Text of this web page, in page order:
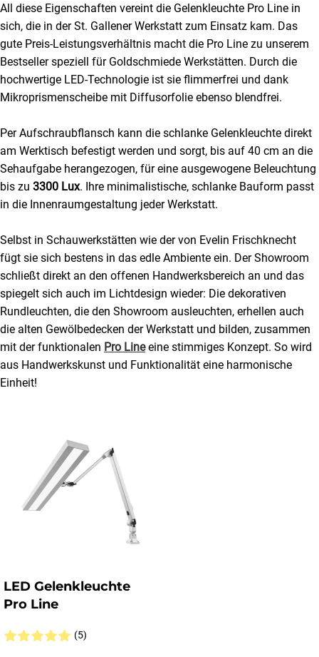
All diese Eigenschaften vereint die Gelenkleuchte Pro Line in
sich, die in der St. Gallener Werkstatt zum Einsatz kam. Das
gute Preis-Leistungsverhältnis macht die Pro Line zu unserem
Bestseller speziell für Goldschmiede Werkstätten. Durch die
hochwertige LED-Technologie ist sie flimmerfrei und dank
Mikroprismenscheibe mit Diffusorfolie ebenso blendfrei.
Per Aufschraubflansch kann die schlanke Gelenkleuchte direkt
am Werktisch befestigt werden und sorgt, bis auf 40 cm an die
Sehaufgabe herangezogen, für eine ausgewogene Beleuchtung
bis zu 3300 Lux. Ihre minimalistische, schlanke Bauform passt
in die Innenraumgestaltung jeder Werkstatt.
Selbst in Schauwerkstätten wie der von Evelin Frischknecht
fügt sie sich bestens in das edle Ambiente ein. Der Showroom
schließt direkt an den offenen Handwerksbereich an und das
spiegelt sich auch im Lichtdesign wieder: Die dekorativen
Rundleuchten, die den Showroom ausleuchten, erhellen auch
die alten Gewölbedecken der Werkstatt und bilden, zusammen
mit der funktionalen Pro Lineeine stimmiges Konzept. So wird
aus Handwerkskunst und Funktionalität eine harmonische
Einheit!
LED Gelenkleuchte
Pro Line
(5)